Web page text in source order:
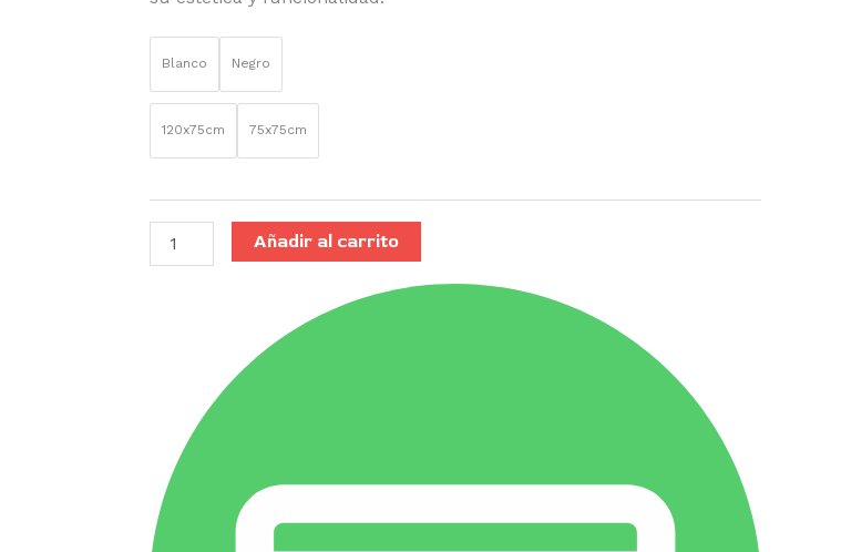
Blanco Negro
120x75cm 75x75cm
Añadir al carrito